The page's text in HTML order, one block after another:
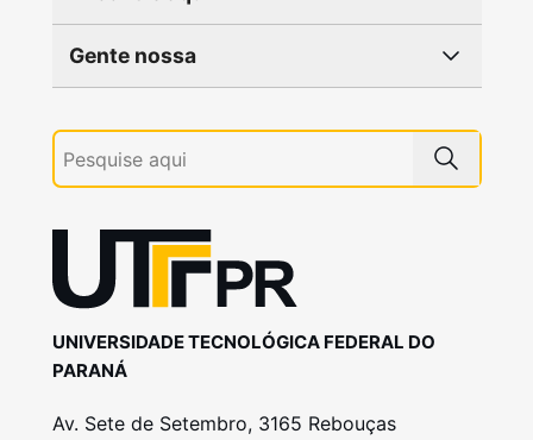
Gente nossa
UNIVERSIDADE TECNOLÓGICA FEDERAL DO
PARANÁ
Av. Sete de Setembro, 3165 Rebouças